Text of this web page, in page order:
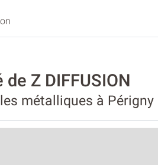
Z DIFFUSION
métalliques à Périgny